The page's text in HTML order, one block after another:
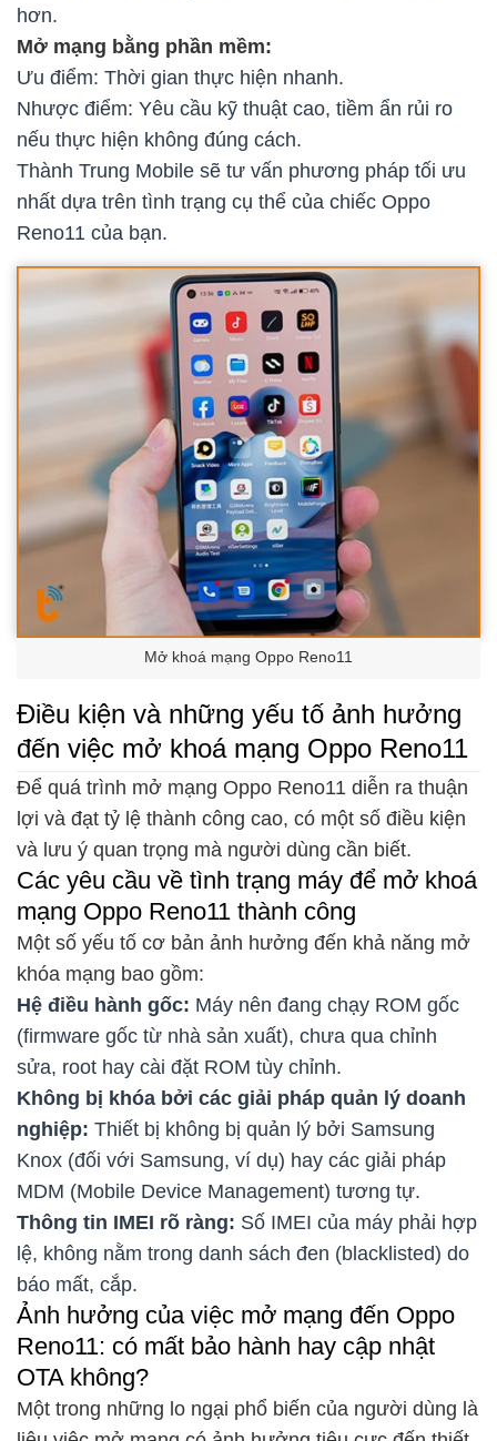
hơn.
Mở mạng bằng phần mềm:
Ưu điểm: Thời gian thực hiện nhanh.
Nhược điểm: Yêu cầu kỹ thuật cao, tiềm ẩn rủi ro
nếu thực hiện không đúng cách.
Thành Trung Mobile sẽ tư vấn phương pháp tối ưu
nhất dựa trên tình trạng cụ thể của chiếc Oppo
Reno11 của bạn.
Mở khoá mạng Oppo Reno11
Điều kiện và những yếu tố ảnh hưởng
đến việc mở khoá mạng Oppo Reno11
Để quá trình mở mạng Oppo Reno11 diễn ra thuận
lợi và đạt tỷ lệ thành công cao, có một số điều kiện
và lưu ý quan trọng mà người dùng cần biết.
Các yêu cầu về tình trạng máy để mở khoá
mạng Oppo Reno11 thành công
Một số yếu tố cơ bản ảnh hưởng đến khả năng mở
khóa mạng bao gồm:
Hệ điều hành gốc: Máy nên đang chạy ROM gốc
(firmware gốc từ nhà sản xuất), chưa qua chỉnh
sửa, root hay cài đặt ROM tùy chỉnh.
Không bị khóa bởi các giải pháp quản lý doanh
nghiệp: Thiết bị không bị quản lý bởi Samsung
Knox (đối với Samsung, ví dụ) hay các giải pháp
MDM (Mobile Device Management) tương tự.
Thông tin IMEI rõ ràng: Số IMEI của máy phải hợp
lệ, không nằm trong danh sách đen (blacklisted) do
báo mất, cắp.
Ảnh hưởng của việc mở mạng đến Oppo
Reno11: có mất bảo hành hay cập nhật
OTA không?
Một trong những lo ngại phổ biến của người dùng là